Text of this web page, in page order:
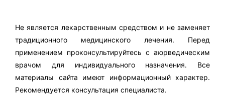
Не является лекарственным средством и не заменяет
традиционного медицинского лечения. Перед
применением проконсультируйтесь с аюрведическим
врачом для индивидуального назначения. Все
материалы сайта имеют информационный характер.
Рекомендуется консультация специалиста.